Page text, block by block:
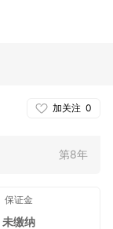
加关注 0
第8年
保证金
未缴纳